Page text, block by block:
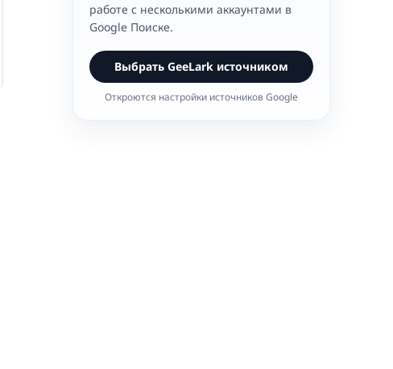
работе с несколькими аккаунтами в
Google Поиске.
Выбрать GeeLark источником
Откроются настройки источников Google